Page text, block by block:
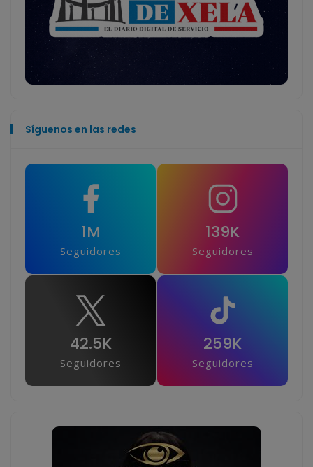
Síguenos en las redes
1M
Seguidores
139K
Seguidores
42.5K
Seguidores
259K
Seguidores